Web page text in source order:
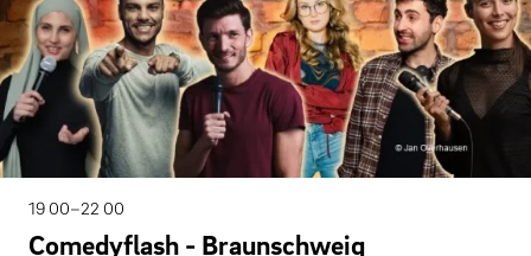
19 00–22 00
Comedyflash - Braunschweig